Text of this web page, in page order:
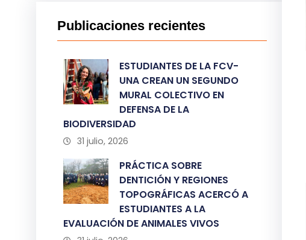
Publicaciones recientes
ESTUDIANTES DE LA FCV-
UNA CREAN UN SEGUNDO
MURAL COLECTIVO EN
DEFENSA DE LA
BIODIVERSIDAD
31 julio, 2026
PRÁCTICA SOBRE
DENTICIÓN Y REGIONES
TOPOGRÁFICAS ACERCÓ A
ESTUDIANTES A LA
EVALUACIÓN DE ANIMALES VIVOS